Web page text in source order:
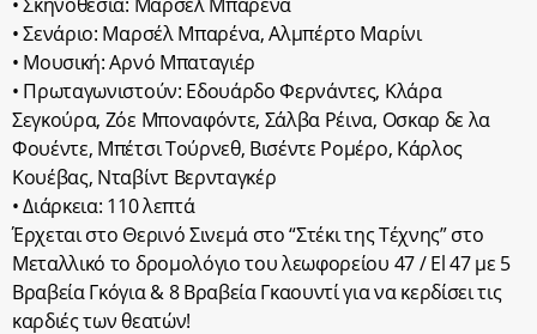
• Σενάριο: Μαρσέλ Μπαρένα, Αλμπέρτο Μαρίνι
• Μουσική: Αρνό Μπαταγιέρ
• Πρωταγωνιστούν: Εδουάρδο Φερνάντες, Κλάρα
Σεγκούρα, Ζόε Μποναφόντε, Σάλβα Ρέινα, Οσκαρ δε λα
Φουέντε, Μπέτσι Τούρνεθ, Βισέντε Ρομέρο, Κάρλος
Κουέβας, Νταβίντ Βερνταγκέρ
• Διάρκεια: 110 λεπτά
Έρχεται στο Θερινό Σινεμά στο “Στέκι της Τέχνης” στο
Μεταλλικό το δρομολόγιο του λεωφορείου 47 / El 47 με 5
Βραβεία Γκόγια & 8 Βραβεία Γκαουντί για να κερδίσει τις
καρδιές των θεατών!